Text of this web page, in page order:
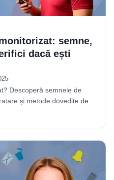
semne,
dacă ești
Descoperă semnele de
și metode dovedite de